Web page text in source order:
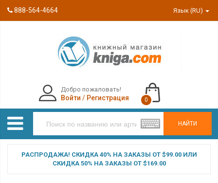
888-564-4664 Язык (RU)
НАЙТИ
Добро пожаловать!
Войти / Регистрация 0
РАСПРОДАЖА! СКИДКА 40% НА ЗАКАЗЫ ОТ $99.00 ИЛИ
СКИДКА 50% НА ЗАКАЗЫ ОТ $169.00